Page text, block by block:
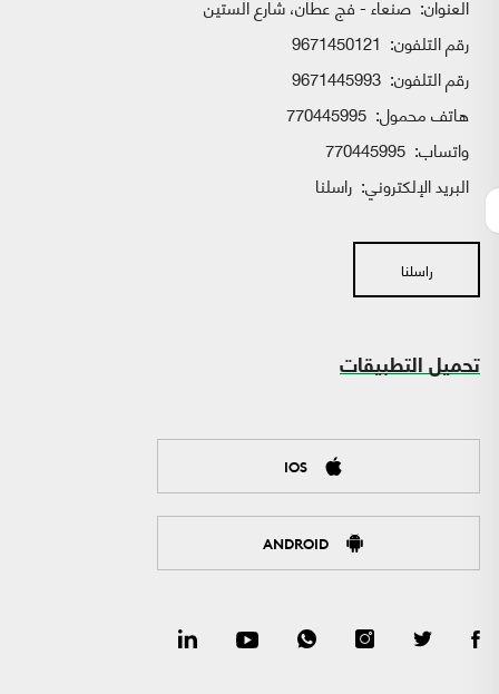
العنوان: صنعاء - فج عطان، شارع الستين
رقم التلفون: 9671450121
رقم التلفون: 9671445993
هاتف محمول: 770445995
واتساب:
البريد الإلكتروني: راسلنا
راسلنا
تحميل التطبيقات
IOS
ANDROID